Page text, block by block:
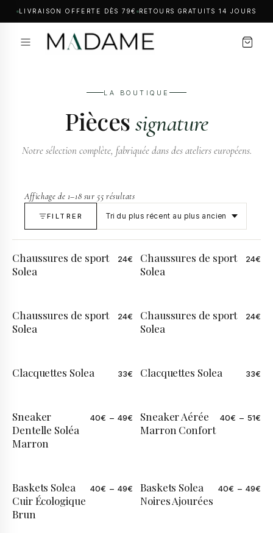
LIVRAISON OFFERTE DÈS 79€ RETOURS GRATUITS 14 JOURS
LA BOUTIQUE
Piècessignature
Notre sélection complète, fabriquée dans des ateliers européens.
Affichage de 1–18 sur 55 résultats
FILTRER
Chaussures de sport
Solea
24€
Chaussures de sport
Solea
24€
Chaussures de sport
Solea
24€
Chaussures de sport
Solea
24€
Clacquettes Solea 33€ Clacquettes Solea 33€
Sneaker
Dentelle Soléa
Marron
40€ – 49€
Sneaker Aérée
Marron Confort
40€ – 51€
Baskets Solea
Cuir Écologique
Brun
40€ – 49€
Baskets Solea
Noires Ajourées
40€ – 49€